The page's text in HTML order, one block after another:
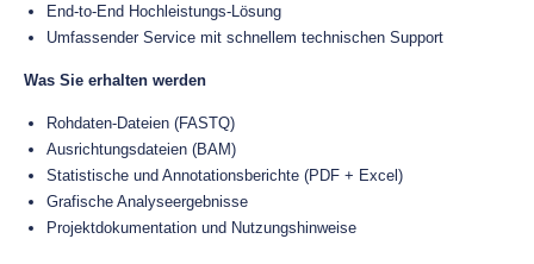
End-to-End Hochleistungs-Lösung
Umfassender Service mit schnellem technischen Support
Was Sie erhalten werden
Rohdaten-Dateien (FASTQ)
Ausrichtungsdateien (BAM)
Statistische und Annotationsberichte (PDF + Excel)
Grafische Analyseergebnisse
Projektdokumentation und Nutzungshinweise